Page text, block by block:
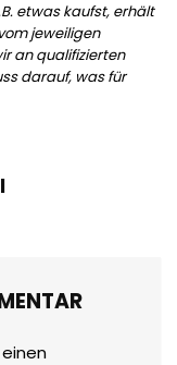
etwas kaufst, erhält
jeweiligen
an qualifizierten
darauf, was für